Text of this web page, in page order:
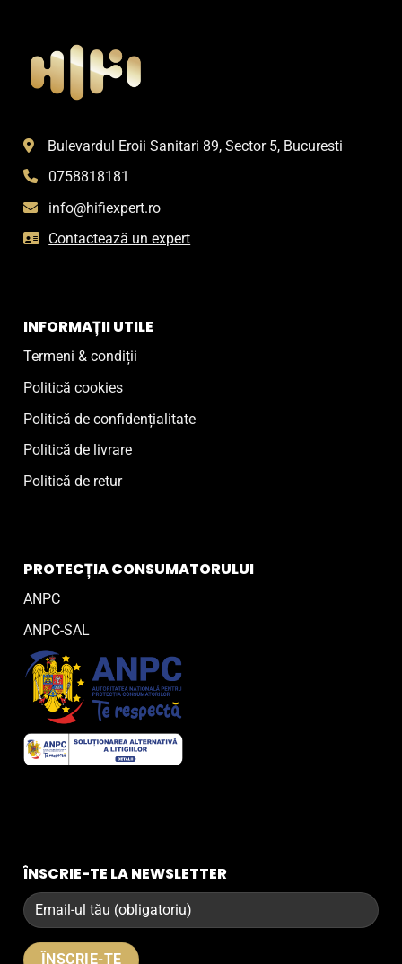
Bulevardul Eroii Sanitari 89, Sector 5, Bucuresti
0758818181
info@hifiexpert.ro
Contactează un expert
INFORMAȚII UTILE
Termeni & condiții
Politică cookies
Politică de confidențialitate
Politică de livrare
Politică de retur
PROTECȚIA CONSUMATORULUI
ANPC
ANPC-SAL
ÎNSCRIE-TE LA NEWSLETTER